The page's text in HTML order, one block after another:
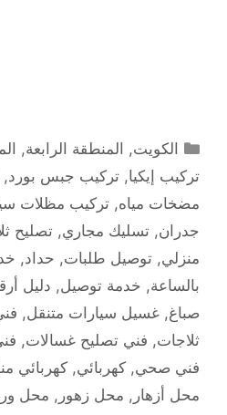
التصنيفات
الكويت, المنطقة الرابعة,
تركيب إيكيا, تركيب جبس بورد,
مضخات مياه, تركيب مظلات
جدران, تسليك مجاري, تصليح
منزلي, توصيل طلبات, حداد,
بالساعة, خدمة توصيل, دليل
صباغ, غسيل سيارات متنقل,
ثلاجات, فني تصليح غسالات,
فني صحي, كهربائي, كهربائي
محل أزهار , محل زهور , محل